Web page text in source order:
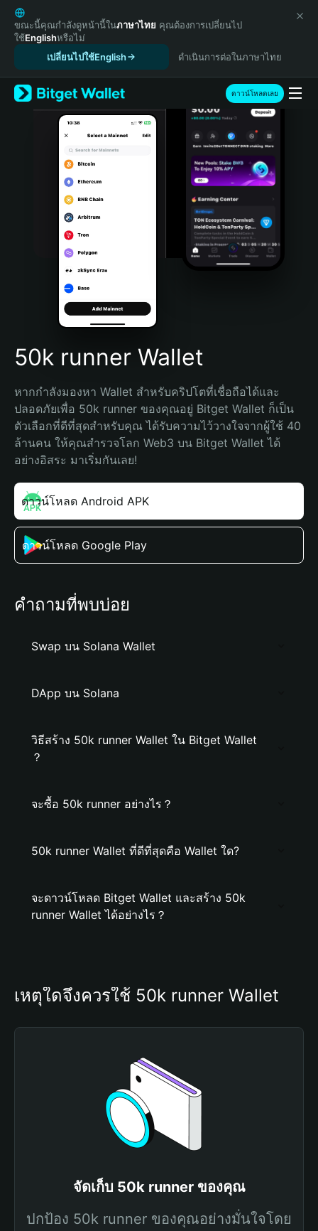
English
日本語
Tiếng Việt
Español (Latinoamérica)
Türkçe
Italiano
Português (Portugal)
Bahasa Indonesia
Português (Brasil)
Español (Argentina)
ขณะนี้คุณกำลังดูหน้านี้ในภาษาไทย คุณต้องการเปลี่ยนไป
ใช้Englishหรือไม่
เปลี่ยนไปใช้English
ดำเนินการต่อในภาษาไทย
ดาวน์โหลดเลย
50k runner Wallet
หากกำลังมองหา Wallet สำหรับคริปโตที่เชื่อถือได้และ
ปลอดภัยเพื่อ 50k runner ของคุณอยู่ Bitget Wallet ก็เป็น
ตัวเลือกที่ดีที่สุดสำหรับคุณ ได้รับความไว้วางใจจากผู้ใช้ 40
ล้านคน ให้คุณสำรวจโลก Web3 บน Bitget Wallet ได้
อย่างอิสระ มาเริ่มกันเลย!
ดาวน์โหลด Android APK
ดาวน์โหลด Google Play
คำถามที่พบบ่อย
Swap บน Solana Wallet
DApp บน Solana
วิธีสร้าง 50k runner Wallet ใน Bitget Wallet
？
จะซื้อ 50k runner อย่างไร？
50k runner Wallet ที่ดีที่สุดคือ Wallet ใด?
จะดาวน์โหลด Bitget Wallet และสร้าง 50k
runner Wallet ได้อย่างไร？
เหตุใดจึงควรใช้ 50k runner Wallet
จัดเก็บ 50k runner ของคุณ
ปกป้อง 50k runner ของคุณอย่างมั่นใจโดย